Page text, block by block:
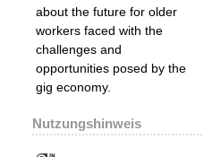
about the future for older
workers faced with the
challenges and
opportunities posed by the
gig economy.
Nutzungshinweis